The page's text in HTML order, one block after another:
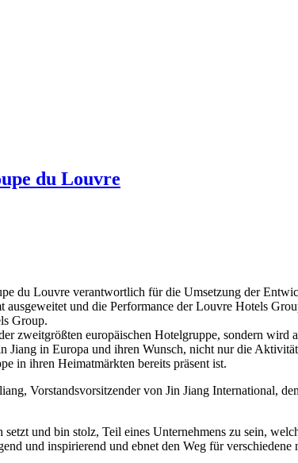
du Louvre
du Louvre verantwortlich für die Umsetzung der
und die Performance der Louvre Hotels
Group.
zweitgrößten europäischen Hotelgruppe, sondern wird
Jiang in Europa und ihren Wunsch, nicht nur die
in ihren Heimatmärkten bereits präsent ist.
Vorstandsvorsitzender von Jin Jiang International,
und bin stolz, Teil eines Unternehmens zu sein,
und inspirierend und ebnet den Weg für